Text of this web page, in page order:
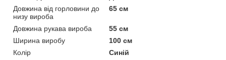
Довжина від горловини до
низу вироба
65 см
Довжина рукава вироба
55 см
Ширина виробу
100 см
Колір
Синій